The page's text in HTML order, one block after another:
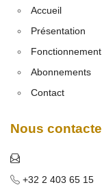
Accueil
Présentation
Fonctionnement
Abonnements
Contact
Nous
+32 2 403 65 15